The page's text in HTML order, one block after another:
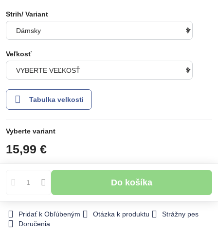
Strih/ Variant
Veľkosť
Tabulka velkosti
Vyberte variant
15,99 €
Do košíka
Pridať k Obľúbeným Otázka k produktu
Strážny pes
Doručenia